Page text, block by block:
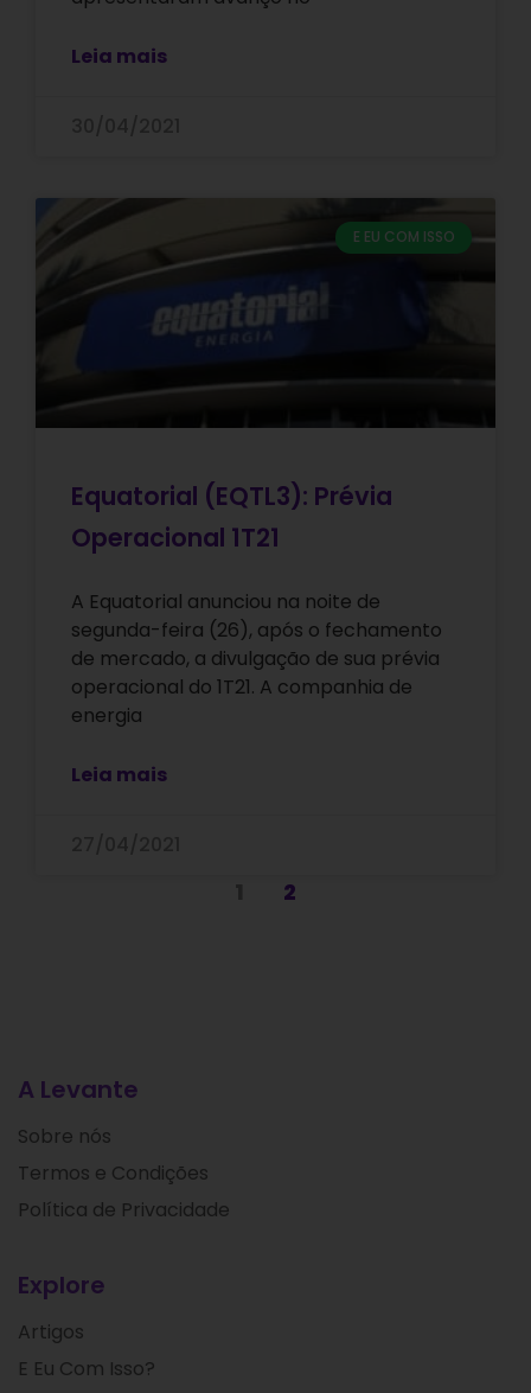
Leia mais
E EU COM ISSO
Equatorial (EQTL3): Prévia
Operacional 1T21
A Equatorial anunciou na noite de
segunda-feira (26), após o fechamento
de mercado, a divulgação de sua prévia
operacional do 1T21. A companhia de
energia
Leia mais
2
A Levante
Sobre nós
Termos e Condições
Política de Privacidade
Explore
Artigos
E Eu Com Isso?